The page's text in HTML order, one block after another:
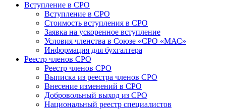
Вступление в СРО
Вступление в СРО
Стоимость вступления в СРО
Заявка на ускоренное вступление
Условия членства в Союзе «СРО «МАС»
Информация для бухгалтера
Реестр членов СРО
Реестр членов СРО
Выписка из реестра членов СРО
Внесение изменений в СРО
Добровольный выход из СРО
Национальный реестр специалистов